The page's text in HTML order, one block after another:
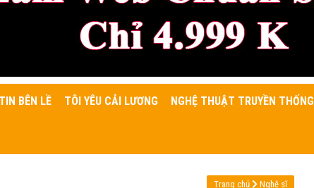
TIN BÊN LỀ TÔI YÊU CẢI LƯƠNG NGHỆ THUẬT TRUYỀN THỐNG
Trang chủ Nghệ sĩ